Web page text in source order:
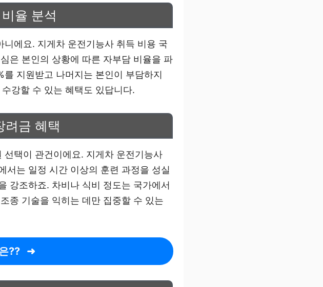
율 분석
에요. 지게차 운전기능사 취득 비용 국
은 본인의 상황에 따른 자부담 비율을 파
지원받고 나머지는 본인이 부담하지
강할 수 있는 혜택도 있답니다.
려금 혜택
택이 관건이에요. 지게차 운전기능사
서는 일정 시간 이상의 훈련 과정을 성실
강조하죠. 차비나 식비 정도는 국가에서
종 기술을 익히는 데만 집중할 수 있는
??